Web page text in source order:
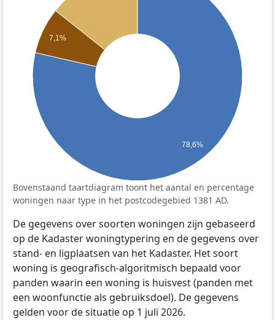
7,1%
78,6%
Bovenstaand taartdiagram toont het aantal en percentage
woningen naar type in het postcodegebied 1381 AD.
De gegevens over soorten woningen zijn gebaseerd
op de Kadaster woningtypering en de gegevens over
stand- en ligplaatsen van het Kadaster. Het soort
woning is geografisch-algoritmisch bepaald voor
panden waarin een woning is huisvest (panden met
een woonfunctie als gebruiksdoel). De gegevens
gelden voor de situatie op 1 juli 2026.